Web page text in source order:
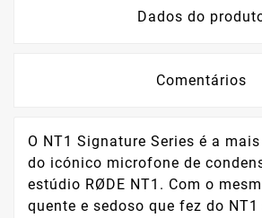
Dados do
Comentários
O NT1 Signature Series é a
do icónico microfone de
estúdio RØDE NT1. Com o
quente e sedoso que fez do